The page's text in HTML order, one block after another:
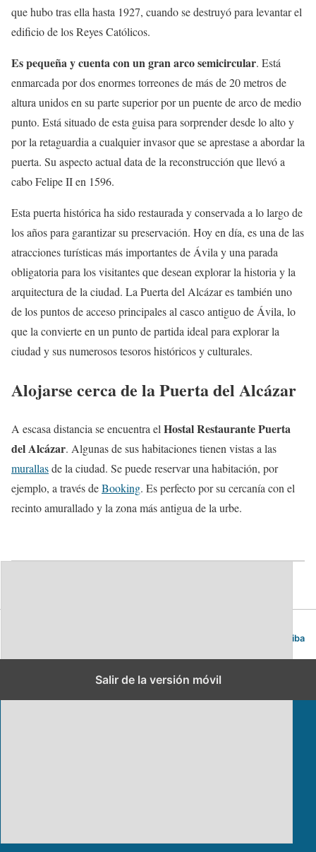
que hubo tras ella hasta 1927, cuando se destruyó para levantar el
edificio de los Reyes Católicos.
Es pequeña y cuenta con un gran arco semicircular. Está
enmarcada por dos enormes torreones de más de 20 metros de
altura unidos en su parte superior por un puente de arco de medio
punto. Está situado de esta guisa para sorprender desde lo alto y
por la retaguardia a cualquier invasor que se aprestase a abordar la
puerta. Su aspecto actual data de la reconstrucción que llevó a
cabo Felipe II en 1596.
Esta puerta histórica ha sido restaurada y conservada a lo largo de
los años para garantizar su preservación. Hoy en día, es una de las
atracciones turísticas más importantes de Ávila y una parada
obligatoria para los visitantes que desean explorar la historia y la
arquitectura de la ciudad. La Puerta del Alcázar es también uno
de los puntos de acceso principales al casco antiguo de Ávila, lo
que la convierte en un punto de partida ideal para explorar la
ciudad y sus numerosos tesoros históricos y culturales.
Alojarse cerca de la Puerta del Alcázar
A escasa distancia se encuentra el Hostal Restaurante Puerta
del Alcázar. Algunas de sus habitaciones tienen vistas a las
murallasde la ciudad. Se puede reservar una habitación, por
ejemplo, a través deBooking. Es perfecto por su cercanía con el
recinto amurallado y la zona más antigua de la urbe.
Volver arriba
Salir de la versión móvil